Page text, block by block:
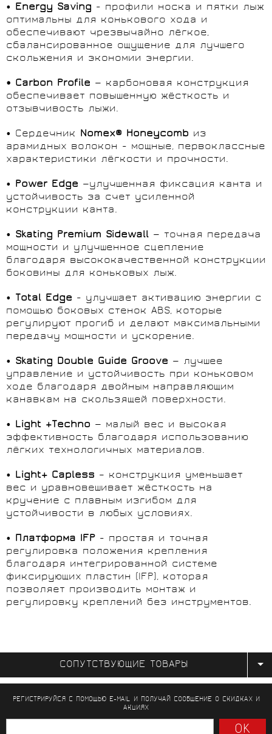
• Energy Saving - профили носка и пятки лыж
оптимальны для конькового хода и
обеспечивают чрезвычайно лёгкое,
сбалансированное ощущение для лучшего
скольжения и экономии энергии.
• Carbon Profile — карбоновая конструкция
обеспечивает повышенную жёсткость и
отзывчивость лыжи.
• Сердечник Nomex® Honeycomb из
арамидных волокон - мощные, первоклассные
характеристики лёгкости и прочности.
• Power Edge —улучшенная фиксация канта и
устойчивость за счет усиленной
конструкции канта.
• Skating Premium Sidewall — точная передача
мощности и улучшенное сцепление
благодаря высококачественной конструкции
боковины для коньковых лыж.
• Total Edge - улучшает активацию энергии с
помощью боковых стенок ABS, которые
регулируют прогиб и делают максимальными
передачу мощности и ускорение.
• Skating Double Guide Groove — лучшее
управление и устойчивость при коньковом
ходе благодаря двойным направляющим
канавкам на скользящей поверхности.
• Light +Techno — малый вес и высокая
эффективность благодаря использованию
лёгких технологичных материалов.
• Light+ Capless – конструкция уменьшает
вес и уравновешивает жёсткость на
кручение с плавным изгибом для
устойчивости в любых условиях.
• Платформа IFP - простая и точная
регулировка положения крепления
благодаря интегрированной системе
фиксирующих пластин (IFP), которая
позволяет производить монтаж и
регулировку креплений без инструментов.
СОПУТСТВУЮЩИЕ ТОВАРЫ
РЕГИСТРИРУЙСЯ С ПОМОЩЬЮ E-MAIL И ПОЛУЧАЙ СООБЩЕНИЕО СКИДКАХ И
АКЦИЯХ